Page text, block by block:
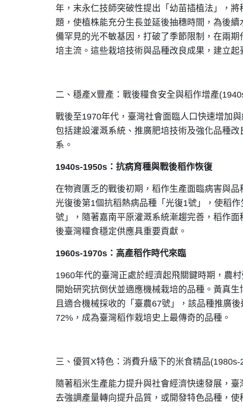
年，末永仁技師突破性提出「幼苗插植法」，
題，使植株能充分生長並延後抽穗時間，為後
備罕見的光不敏基因，打破了季節限制，在兩
培主流。這些栽培技術與品種改良成果，建立
二、穩產X豐產：戰後糧食安全與稻作增產
戰後至1970年代，臺灣社會面臨人口快速增加
包括建設灌溉系統、推廣肥培技術及強化品種
系。
1940s-1950s ：抗病育種與戰後稻作恢復
在物資匱乏的戰後初期，稻作生產面臨病害與
光復後第1個抗稻熱病品種「光復1號」，使稻
號」，隨著嘉南平原灌溉系統漸趨完善，稻作
後臺灣糧食穩定供應具重要貢獻。
1960s-1970s ：高產稻作時代來臨
1960年代的臺灣正處於經濟起飛關鍵時期，農
開始研究抗倒伏並適應機械栽培的品種。黃真
且適合機械採收的「臺農67號」，該品種推廣
72%，成為臺灣稻作栽培史上最傳奇的品種。
三、優質X特色：消費升級下的米食精品(1980s-
隨著稻米生產能力提升與社會經濟快速發展，
去強調產量轉向提升品質，或開發特色品種，